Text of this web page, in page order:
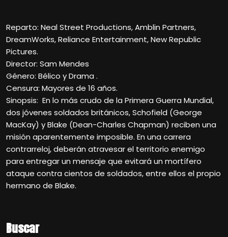
Reparto: Neal Street Productions, Amblin Partners,
DreamWorks, Reliance Entertainment, New Republic
Pictures.
Director: Sam Mendes
Género: Bélico y Drama .
Censura: Mayores de 16 años.
Sinopsis: En lo más crudo de la Primera Guerra Mundial,
dos jóvenes soldados británicos, Schofield (George
MacKay) y Blake (Dean-Charles Chapman) reciben una
misión aparentemente imposible. En una carrera
contrarreloj, deberán atravesar el territorio enemigo
para entregar un mensaje que evitará un mortífero
ataque contra cientos de soldados, entre ellos el propio
hermano de Blake.
Buscar